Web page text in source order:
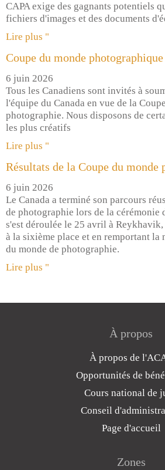
CAPA exige des gagnants potentiels
fichiers d'images et des documents
Lire plus "
Coupe du monde
6 juin 2026
Tous les Canadiens sont invités à
l'équipe du Canada en vue de la
photographie. Nous disposons de
les plus créatifs
Lire plus "
Résultats de la Coupe du monde
6 juin 2026
Le Canada a terminé son parcours
de photographie lors de la cérémonie
s'est déroulée le 25 avril à
à la sixième place et en remportant la
du monde de photographie.
Lire plus "
À propos
À propos de
Opportunités de
Cours national de
Conseil
Page d'accueil
Zones